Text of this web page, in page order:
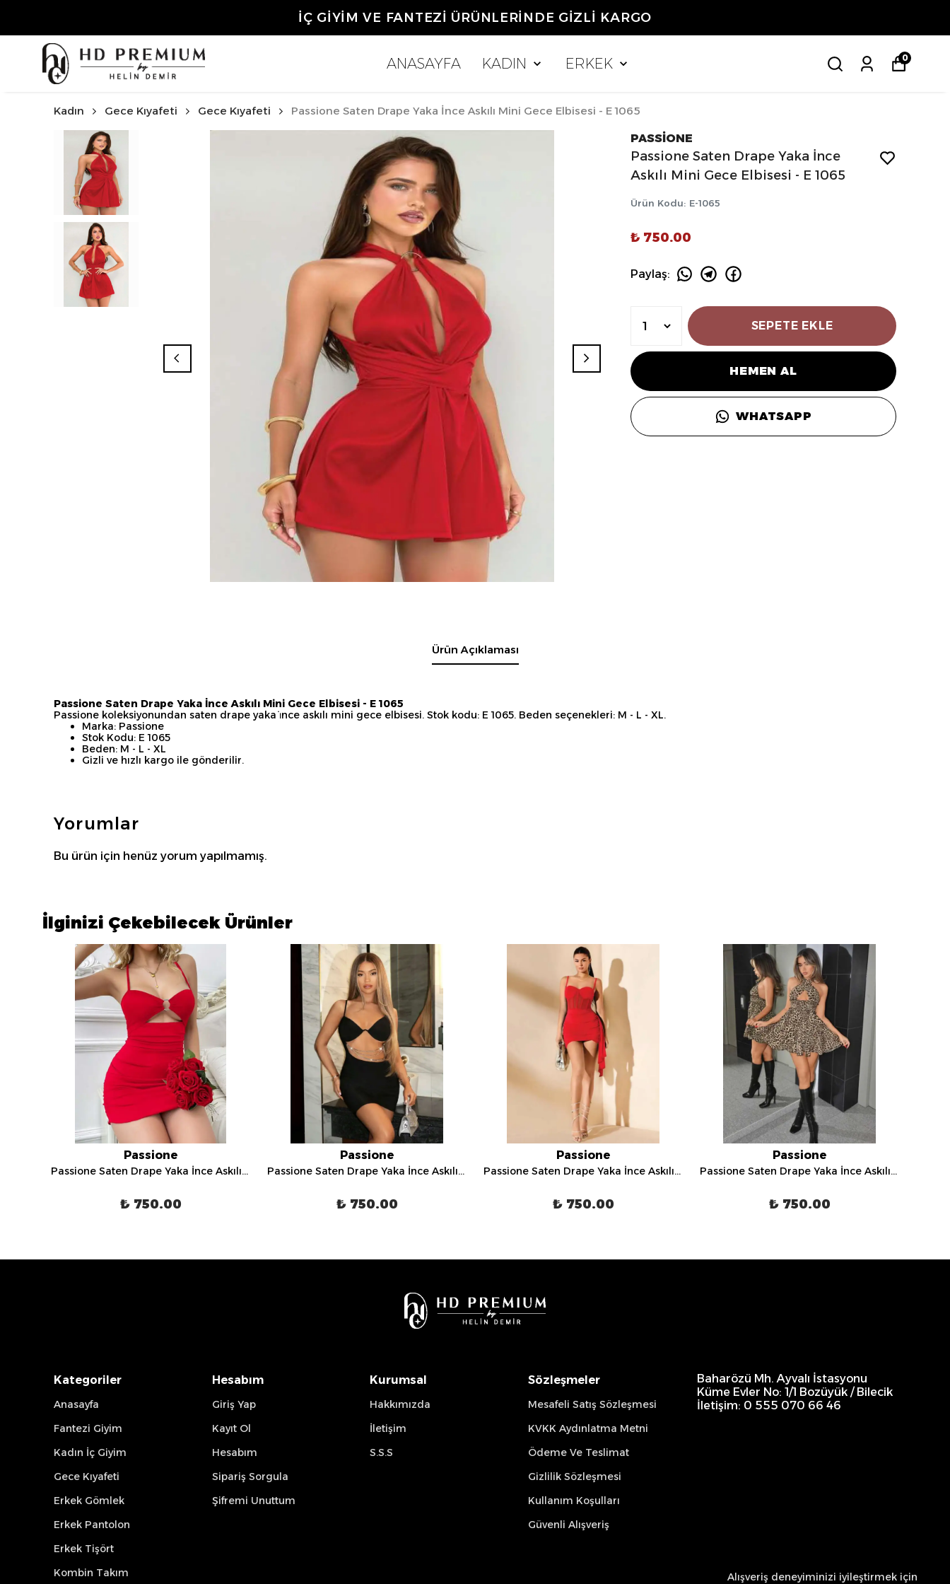
3.500 TL ÜZERİ ALIŞVERİŞLERDE KARGO ÜCRETSİZ
ANASAYFA KADIN ERKEK 0
Alışveriş deneyiminizi iyileştirmek için
Kadın Gece Kıyafeti Gece Kıyafeti Passione Saten Drape Yaka İnce Askılı Mini Gece Elbisesi - E 1065
PASSİONE
Passione Saten Drape Yaka İnce
Askılı Mini Gece Elbisesi - E 1065
Ürün Kodu: E-1065
₺ 750.00
Paylaş:
SEPETE EKLE
HEMEN AL
WHATSAPP
Ürün Açıklaması
Passione Saten Drape Yaka İnce Askılı Mini Gece Elbisesi - E 1065
Passione koleksiyonundan saten drape yaka i̇nce askılı mini gece elbisesi. Stok kodu: E 1065. Beden seçenekleri: M - L - XL.
Marka: Passione
Stok Kodu: E 1065
Beden: M - L - XL
Gizli ve hızlı kargo ile gönderilir.
Yorumlar
Bu ürün için henüz yorum yapılmamış.
İlginizi Çekebilecek Ürünler
Passione
Passione Saten Drape Yaka İnce Askılı Mini Gece Elbisesi - E 1064
₺ 750.00
Passione
Passione Saten Drape Yaka İnce Askılı Mini Gece Elbisesi - E 1033
₺ 750.00
Passione
Passione Saten Drape Yaka İnce Askılı Mini Gece Elbisesi - E 1055
₺ 750.00
Passione
Passione Saten Drape Yaka İnce Askılı Mini Gece Elbisesi - E 1061
₺ 750.00
Kategoriler
Anasayfa
Fantezi Giyim
Kadın İç Giyim
Gece Kıyafeti
Erkek Gömlek
Erkek Pantolon
Erkek Tişört
Kombin Takım
Hesabım
Giriş Yap
Kayıt Ol
Hesabım
Sipariş Sorgula
Şifremi Unuttum
Kurumsal
Hakkımızda
İletişim
S.S.S
Sözleşmeler
Mesafeli Satış Sözleşmesi
KVKK Aydınlatma Metni
Ödeme Ve Teslimat
Gizlilik Sözleşmesi
Kullanım Koşulları
Güvenli Alışveriş
Baharözü Mh. Ayvalı İstasyonu
Küme Evler No: 1/1 Bozüyük / Bilecik
İletişim: 0 555 070 66 46